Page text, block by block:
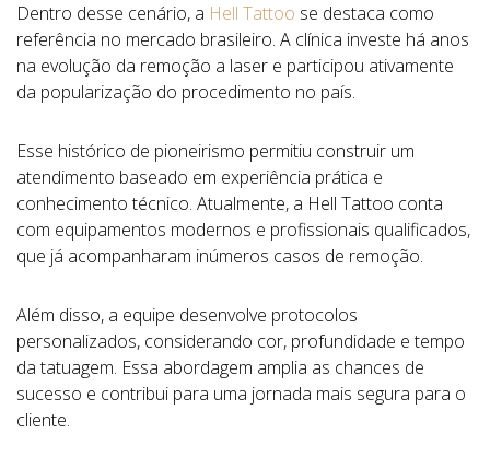
Dentro desse cenário, a Hell Tattoo se destaca como
referência no mercado brasileiro. A clínica investe há anos
na evolução da remoção a laser e participou ativamente
da popularização do procedimento no país.
Esse histórico de pioneirismo permitiu construir um
atendimento baseado em experiência prática e
conhecimento técnico. Atualmente, a Hell Tattoo conta
com equipamentos modernos e profissionais qualificados,
que já acompanharam inúmeros casos de remoção.
Além disso, a equipe desenvolve protocolos
personalizados, considerando cor, profundidade e tempo
da tatuagem. Essa abordagem amplia as chances de
sucesso e contribui para uma jornada mais segura para o
cliente.